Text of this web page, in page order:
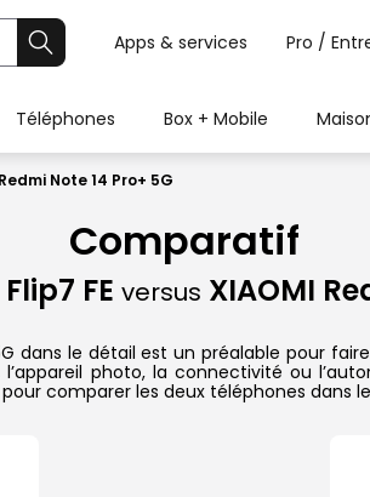
Apps & services Pro /
Téléphones Box + Mobile
Note 14 Pro+ 5G
Comparatif
FE versus XIAOMI
5G dans le détail est un préalable pour
photo, la connectivité ou
comparer les deux téléphones dans